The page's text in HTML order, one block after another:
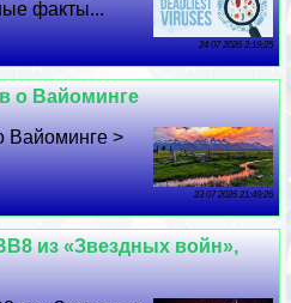
факты...
24 07 2026 2:19:25
о Вайоминге
Вайоминге >
23 07 2026 21:49:26
из «Звездных войн»,